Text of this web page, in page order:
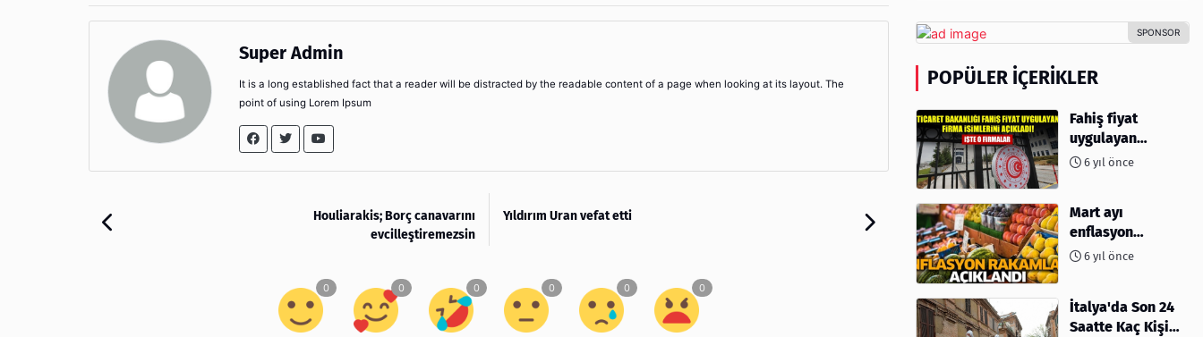
Super Admin
It is a long established fact that a reader will be distracted by the readable content of a page when looking at its layout. The
point of using Lorem Ipsum
Houliarakis; Borç canavarını
evcilleştiremezsin
Yıldırım Uran vefat etti
POPÜLER İÇERIKLER
Fahiş fiyat
uygulayan
firmalar açıklandı
6 yıl önce
Mart ayı
enflasyon
rakamları
6 yıl önce
İtalya'da Son 24
Saatte Kaç Kişi